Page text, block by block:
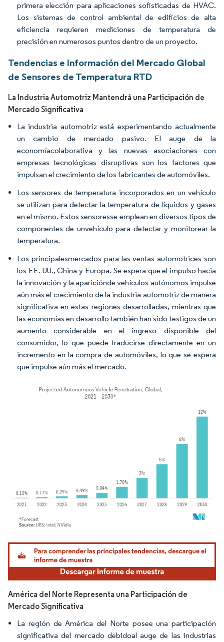
primera elección para aplicaciones sofisticadas de HVAC.
Los sistemas de control ambiental de edificios de alta
eficiencia requieren mediciones de temperatura de
precisión en numerosos puntos dentro de un proyecto.
Tendencias e Información del Mercado Global
de Sensores de Temperatura RTD
La Industria Automotriz Mantendrá una Participación de
Mercado Significativa
La industria automotriz está experimentando actualmente
un cambio de mercado pasivo. El auge de la
economíacolaborativa y las nuevas asociaciones con
empresas tecnológicas disruptivas son los factores que
impulsan el crecimiento de los fabricantes de automóviles.
Los sensores de temperatura incorporados en un vehículo
se utilizan para detectar la temperatura de líquidos y gases
en el mismo. Estos sensoresse emplean en diversos tipos de
componentes de unvehículo para detectar y monitorear la
temperatura.
Los principalesmercados para las ventas automotrices son
los EE. UU., China y Europa. Se espera que el impulso hacia
la innovación y la apariciónde vehículos autónomos impulse
aún más el crecimiento de la industria automotriz de manera
significativa en estas regiones desarrolladas, mientras que
las economías en desarrollo también han sido testigos de un
aumento considerable en el ingreso disponible del
consumidor, lo que puede traducirse directamente en un
incremento en la compra de automóviles, lo que se espera
que impulse aún más el mercado.
Imagen © Mordor Intelligence. El uso requiere atribución según CC BY 4.0.
América del Norte Representa una Participación de
Mercado Significativa
La región de América del Norte posee una participación
significativa del mercado debidoal auge de las industrias